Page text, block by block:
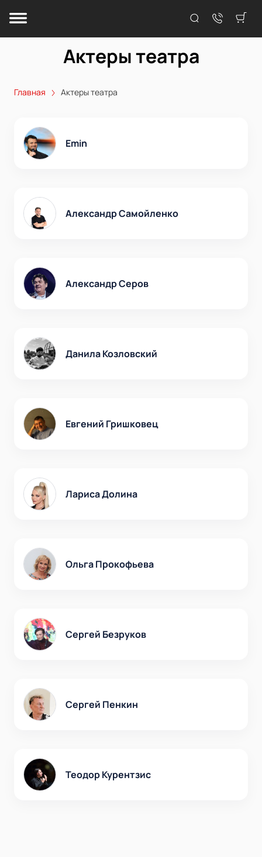
Актеры театра
Главная Актеры театра
Emin
Александр Самойленко
Александр Серов
Данила Козловский
Евгений Гришковец
Лариса Долина
Ольга Прокофьева
Сергей Безруков
Сергей Пенкин
Теодор Курентзис